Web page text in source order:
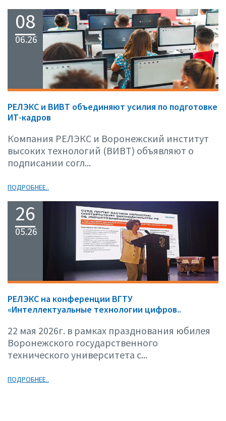
08
06.26
РЕЛЭКС и ВИВТ объединяют усилия по подготовке
ИТ-кадров
Компания РЕЛЭКС и Воронежский институт
высоких технологий (ВИВТ) объявляют о
подписании согл...
ПОДРОБНЕЕ..
26
05.26
РЕЛЭКС на конференции ВГТУ
«Интеллектуальные технологии цифров..
22 мая 2026г. в рамках празднования юбилея
Воронежского государственного
технического университета с...
ПОДРОБНЕЕ..